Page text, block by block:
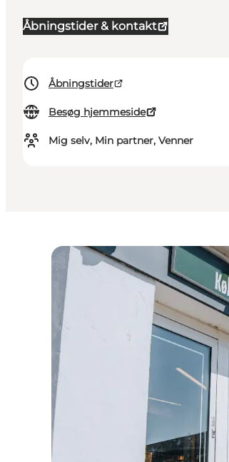
Åbningstider & kontakt
Åbningstider
Besøg hjemmeside
Mig selv, Min partner, Venner